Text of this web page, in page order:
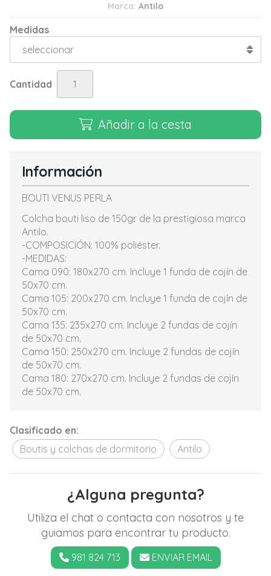
Marca: Antilo
Medidas
Cantidad
Añadir a la cesta
Información
BOUTI VENUS PERLA
Colcha bouti liso de 150gr de la prestigiosa marca
Antilo.
-COMPOSICIÓN: 100% poliéster.
-MEDIDAS:
Cama 090: 180x270 cm. Incluye 1 funda de cojín de
50x70 cm.
Cama 105: 200x270 cm. Incluye 1 funda de cojín de
50x70 cm.
Cama 135: 235x270 cm. Incluye 2 fundas de cojín
de 50x70 cm.
Cama 150: 250x270 cm. Incluye 2 fundas de cojín
de 50x70 cm.
Cama 180: 270x270 cm. Incluye 2 fundas de cojín
de 50x70 cm.
Clasificado en:
Boutis y colchas de dormitorio
Antilo
¿Alguna pregunta?
Utiliza el chat o contacta con nosotros y te
guiamos para encontrar tu producto.
981 824 713 ENVIAR EMAIL